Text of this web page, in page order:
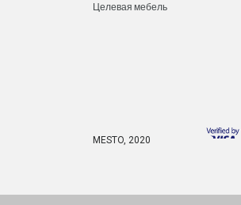
Целевая мебель
MESTO, 2020